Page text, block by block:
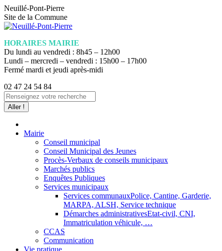
Aller
au
contenu
Neuillé-Pont-Pierre
Site de la Commune
HORAIRES MAIRIE
Du lundi au vendredi : 8h45 – 12h00
Lundi – mercredi – vendredi : 15h00 – 17h00
Fermé mardi et jeudi après-midi
02 47 24 54 84
La
page
Facebook
s'ouvre
dans
Recherche
:
Mairie
Conseil municipal
Conseil Municipal des Jeunes
Procès-Verbaux de conseils municipaux
Marchés publics
Enquêtes Publiques
Services municipaux
Services communauxPolice, Cantine, Garderie,
MARPA, ALSH, Service technique
Démarches administrativesEtat-civil, CNI,
Immatriculation véhicule, …
CCAS
Communication
Vie pratique